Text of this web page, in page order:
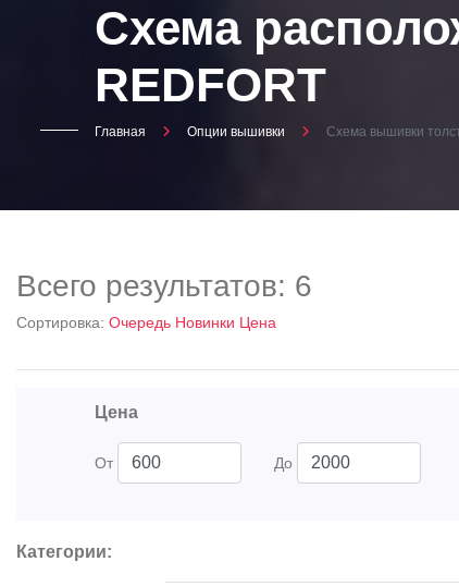
Схема
REDFORT
Главная Опции вышивки Схема вышивки
Всего результатов: 6
Сортировка: Очередь Новинки Цена
Цена
От До
Категории: